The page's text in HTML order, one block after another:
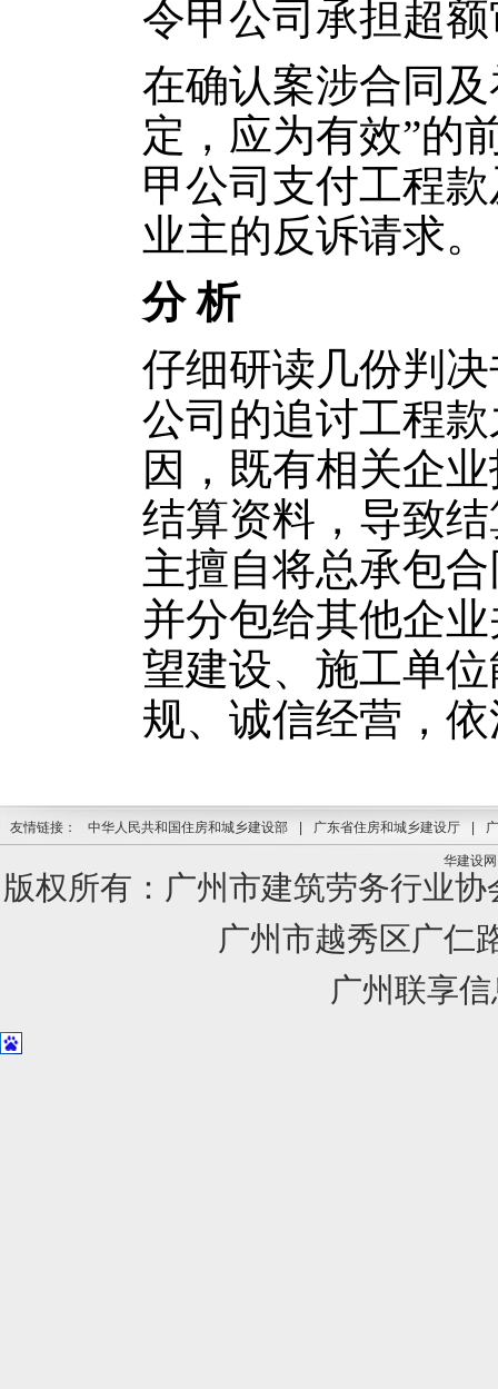
令甲公司承担超
在确认案涉合同
定，应为有效”的
甲公司支付工程
业主的反诉请求。
分 析
仔细研读几份判
公司的追讨工程
因，既有相关企
结算资料，导致
主擅自将总承包
并分包给其他企
望建设、施工单
规、诚信经营，
友情链接： 中华人民共和国住房和城乡建设部 广东省住房和城乡建设厅
华建设网
版权所有：广州市建筑劳务行业
广州市越秀区广仁
广州联享